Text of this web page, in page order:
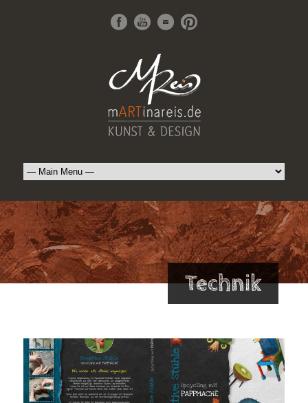
Technik